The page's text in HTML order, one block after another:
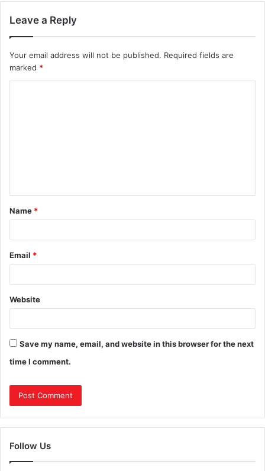
Leave a Reply
Your email address will not be published. Required fields are
marked *
Name *
Email *
Website
Save my name, email, and website in this browser for the next
time I comment.
Follow Us